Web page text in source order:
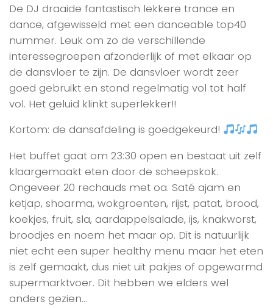
De DJ draaide fantastisch lekkere trance en
dance, afgewisseld met een danceable top40
nummer. Leuk om zo de verschillende
interessegroepen afzonderlijk of met elkaar op
de dansvloer te zijn. De dansvloer wordt zeer
goed gebruikt en stond regelmatig vol tot half
vol. Het geluid klinkt superlekker!!
Kortom: de dansafdeling is goedgekeurd!
Het buffet gaat om 23:30 open en bestaat uit zelf
klaargemaakt eten door de scheepskok.
Ongeveer 20 rechauds met oa. Saté ajam en
ketjap, shoarma, wokgroenten, rijst, patat, brood,
koekjes, fruit, sla, aardappelsalade, ijs, knakworst,
broodjes en noem het maar op. Dit is natuurlijk
niet echt een super healthy menu maar het eten
is zelf gemaakt, dus niet uit pakjes of opgewarmd
supermarktvoer. Dit hebben we elders wel
anders gezien…